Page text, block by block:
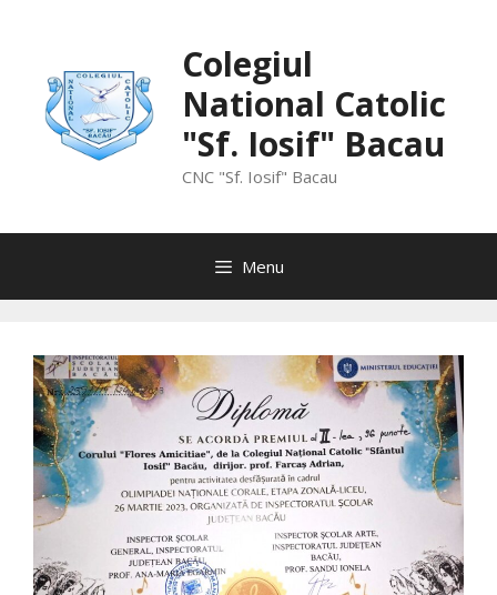
content
Colegiul
National Catolic
"Sf. Iosif" Bacau
CNC "Sf. Iosif" Bacau
Menu